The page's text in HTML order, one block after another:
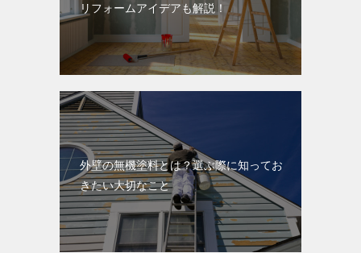
リフォームアイデアも解説！
外壁の無機塗料とは？選ぶ際に知ってお
きたい大切なこと